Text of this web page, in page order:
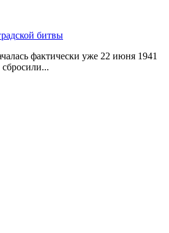
битвы
фактически уже 22 июня 1941